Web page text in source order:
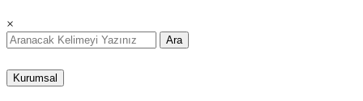
×
Ara
Kurumsal